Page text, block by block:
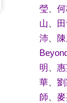
瑩、
山
沛、
明
華、
師、